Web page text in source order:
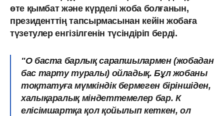
өте қымбат және күрделі жоба болғанын,
президенттің тапсырмасынан кейін жобаға
түзетулер енгізілгенін түсіндіріп берді.
"О баста барлық сарапшылармен (жобадан
бас тарту туралы) ойладық. Бұл жобаны
тоқтатуға мүмкіндік бермеген біріншіден,
халықаралық міндеттемелер бар. К
елісімшартқа қол қойылып кеткен, ол